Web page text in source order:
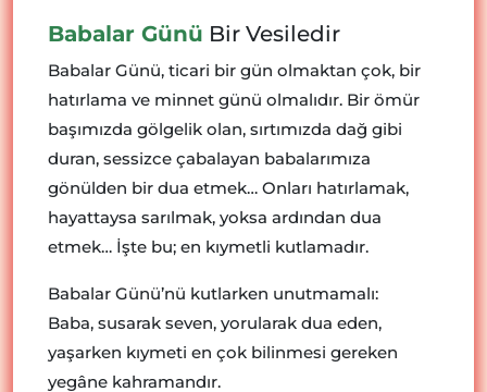
Babalar Günü Bir Vesiledir
Babalar Günü, ticari bir gün olmaktan çok, bir
hatırlama ve minnet günü olmalıdır. Bir ömür
başımızda gölgelik olan, sırtımızda dağ gibi
duran, sessizce çabalayan babalarımıza
gönülden bir dua etmek… Onları hatırlamak,
hayattaysa sarılmak, yoksa ardından dua
etmek… İşte bu; en kıymetli kutlamadır.
Babalar Günü’nü kutlarken unutmamalı:
Baba, susarak seven, yorularak dua eden,
yaşarken kıymeti en çok bilinmesi gereken
yegâne kahramandır.